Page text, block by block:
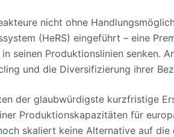
nicht ohne
(HeRS) eingeführt – eine
seinen Produktionslinien senken.
und die Diversifizierung ihrer
der glaubwürdigste kurzfristige
Produktionskapazitäten für
skaliert keine Alternative auf